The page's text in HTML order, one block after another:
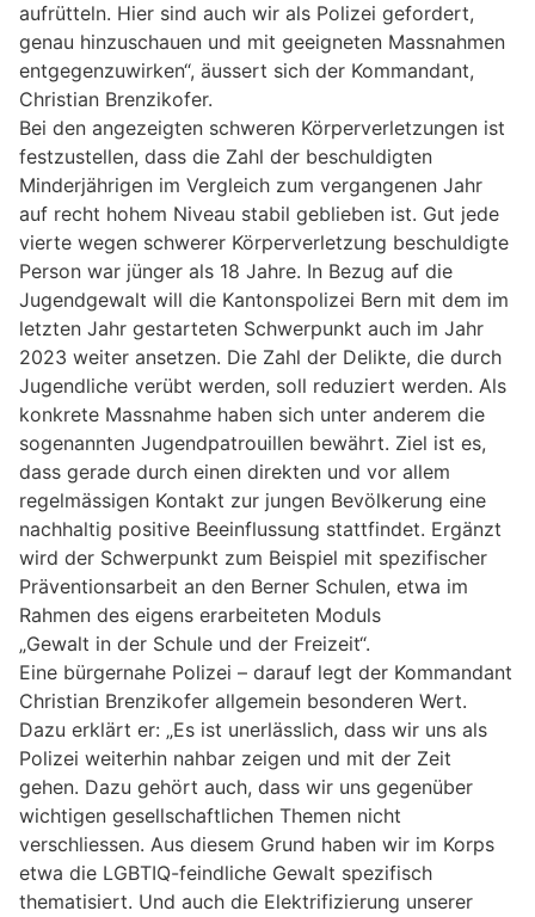
aufrütteln. Hier sind auch wir als Polizei gefordert,
genau hinzuschauen und mit geeigneten Massnahmen
entgegenzuwirken“, äussert sich der Kommandant,
Christian Brenzikofer.
Bei den angezeigten schweren Körperverletzungen ist
festzustellen, dass die Zahl der beschuldigten
Minderjährigen im Vergleich zum vergangenen Jahr
auf recht hohem Niveau stabil geblieben ist. Gut jede
vierte wegen schwerer Körperverletzung beschuldigte
Person war jünger als 18 Jahre. In Bezug auf die
Jugendgewalt will die Kantonspolizei Bern mit dem im
letzten Jahr gestarteten Schwerpunkt auch im Jahr
2023 weiter ansetzen. Die Zahl der Delikte, die durch
Jugendliche verübt werden, soll reduziert werden. Als
konkrete Massnahme haben sich unter anderem die
sogenannten Jugendpatrouillen bewährt. Ziel ist es,
dass gerade durch einen direkten und vor allem
regelmässigen Kontakt zur jungen Bevölkerung eine
nachhaltig positive Beeinflussung stattfindet. Ergänzt
wird der Schwerpunkt zum Beispiel mit spezifischer
Präventionsarbeit an den Berner Schulen, etwa im
Rahmen des eigens erarbeiteten Moduls
„Gewalt in der Schule und der Freizeit“.
Eine bürgernahe Polizei – darauf legt der Kommandant
Christian Brenzikofer allgemein besonderen Wert.
Dazu erklärt er: „Es ist unerlässlich, dass wir uns als
Polizei weiterhin nahbar zeigen und mit der Zeit
gehen. Dazu gehört auch, dass wir uns gegenüber
wichtigen gesellschaftlichen Themen nicht
verschliessen. Aus diesem Grund haben wir im Korps
etwa die LGBTIQ-feindliche Gewalt spezifisch
thematisiert. Und auch die Elektrifizierung unserer